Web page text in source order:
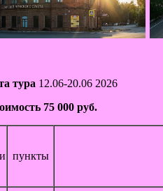
тура 12.06-20.06 2026
75 000 руб.
пункты